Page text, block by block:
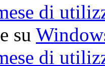
di
su
di